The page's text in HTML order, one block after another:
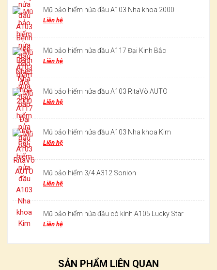
Mũ bảo hiểm nửa đầu A103 Nha khoa 2000
Liên hệ
Mũ bảo hiểm nửa đầu A117 Đại Kinh Bắc
Liên hệ
Mũ bảo hiểm nửa đầu A103 RitaVõ AUTO
Liên hệ
Mũ bảo hiểm nửa đầu A103 Nha khoa Kim
Liên hệ
Mũ bảo hiểm 3/4 A312 Sonion
Liên hệ
Mũ bảo hiểm nửa đầu có kính A105 Lucky Star
Liên hệ
SẢN PHẨM LIÊN QUAN